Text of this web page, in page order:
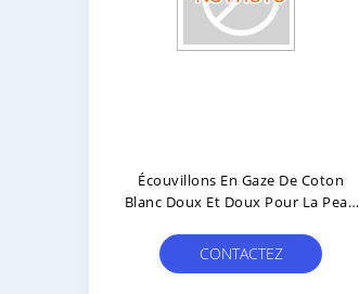
Écouvillons En Gaze De Coton
Blanc Doux Et Doux Pour La Peau
CONTACTEZ